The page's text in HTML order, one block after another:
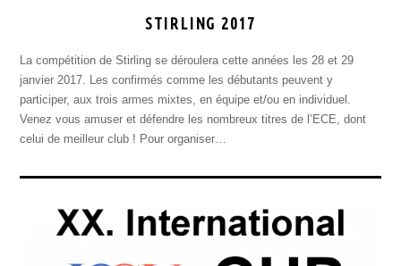
STIRLING 2017
La compétition de Stirling se déroulera cette années les 28 et 29
janvier 2017. Les confirmés comme les débutants peuvent y
participer, aux trois armes mixtes, en équipe et/ou en individuel.
Venez vous amuser et défendre les nombreux titres de l’ECE, dont
celui de meilleur club ! Pour organiser…